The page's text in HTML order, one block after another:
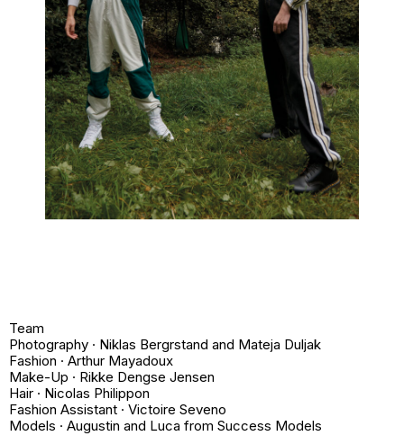
Team
Photography · Niklas Bergrstand and Mateja Duljak
Fashion · Arthur Mayadoux
Make-Up · Rikke Dengse Jensen
Hair · Nicolas Philippon
Fashion Assistant · Victoire Seveno
Models · Augustin and Luca from Success Models